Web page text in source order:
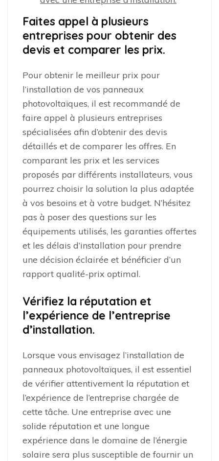
Faites appel à plusieurs
entreprises pour obtenir des
devis et comparer les prix.
Pour obtenir le meilleur prix pour
l’installation de vos panneaux
photovoltaïques, il est recommandé de
faire appel à plusieurs entreprises
spécialisées afin d’obtenir des devis
détaillés et de comparer les offres. En
comparant les prix et les services
proposés par différents installateurs, vous
pourrez choisir la solution la plus adaptée
à vos besoins et à votre budget. N’hésitez
pas à poser des questions sur les
équipements utilisés, les garanties offertes
et les délais d’installation pour prendre
une décision éclairée et bénéficier d’un
rapport qualité-prix optimal.
Vérifiez la réputation et
l’expérience de l’entreprise
d’installation.
Lorsque vous envisagez l’installation de
panneaux photovoltaïques, il est essentiel
de vérifier attentivement la réputation et
l’expérience de l’entreprise chargée de
cette tâche. Une entreprise avec une
solide réputation et une longue
expérience dans le domaine de l’énergie
solaire sera plus susceptible de fournir un